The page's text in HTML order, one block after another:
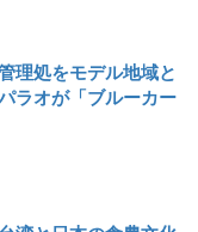
理処をモデル地域と
ラオが「ブルーカー